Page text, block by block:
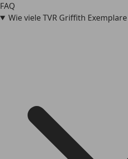
FAQ
Wie viele TVR Griffith